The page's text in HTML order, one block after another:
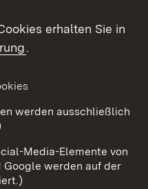
erhalten Sie in
.
werden ausschließlich
Media-Elemente von
werden auf der